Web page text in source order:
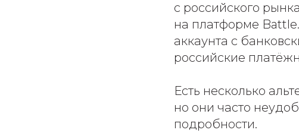
с российского
на платформе
аккаунта с
российские
Есть несколько
но они часто
подробности.